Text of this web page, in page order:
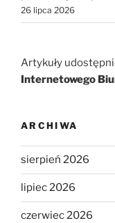
26 lipca 2026
Artykuły
Internetowego
ARCHIWA
sierpień 2026
lipiec 2026
czerwiec 2026